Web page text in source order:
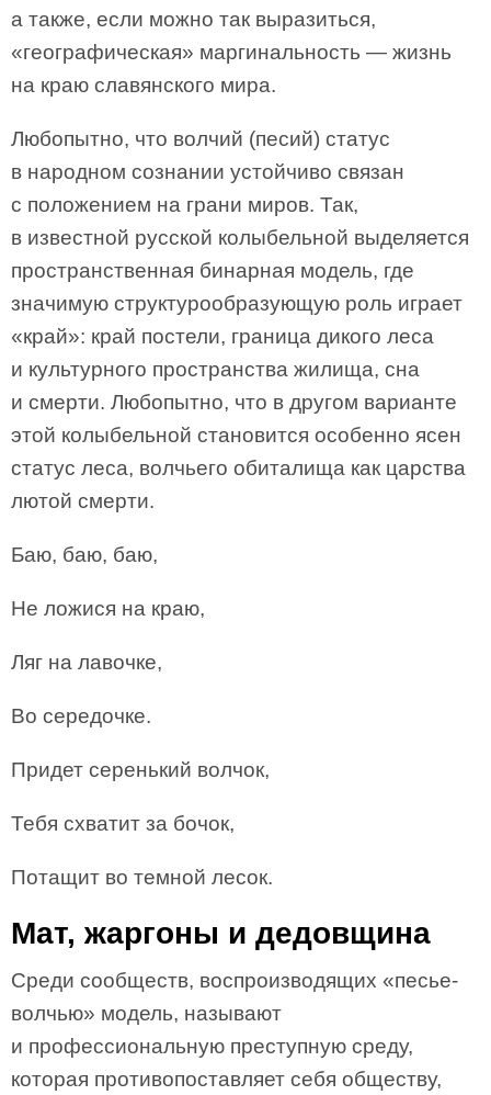
а также, если можно так выразиться,
«географическая» маргинальность — жизнь
на краю славянского мира.
Любопытно, что волчий (песий) статус
в народном сознании устойчиво связан
с положением на грани миров. Так,
в известной русской колыбельной выделяется
пространственная бинарная модель, где
значимую структурообразующую роль играет
«край»: край постели, граница дикого леса
и культурного пространства жилища, сна
и смерти. Любопытно, что в другом варианте
этой колыбельной становится особенно ясен
статус леса, волчьего обиталища как царства
лютой смерти.
Баю, баю, баю,
Не ложися на краю,
Ляг на лавочке,
Во середочке.
Придет серенький волчок,
Тебя схватит за бочок,
Потащит во темной лесок.
Мат, жаргоны и дедовщина
Среди сообществ, воспроизводящих «песье-
волчью» модель, называют
и профессиональную преступную среду,
которая противопоставляет себя обществу,